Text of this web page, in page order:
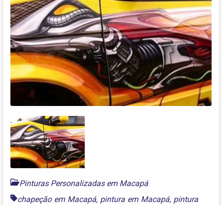
Pinturas Personalizadas em Macapá
chapeção em Macapá, pintura em Macapá, pintura